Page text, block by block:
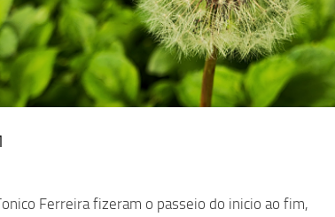
Ferreira fizeram o passeio do inicio ao fim,